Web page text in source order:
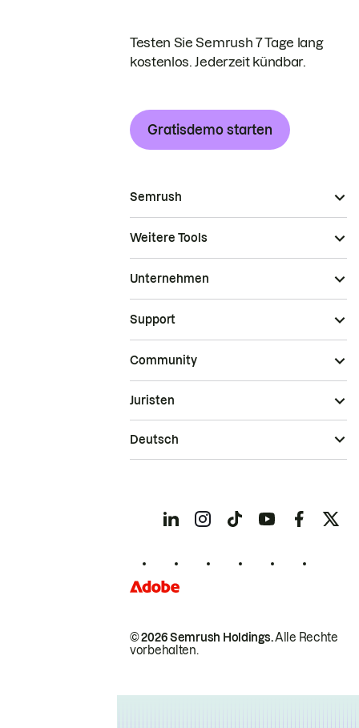
Testen Sie Semrush 7 Tage lang
kostenlos. Jederzeit kündbar.
Gratisdemo starten
Semrush
Weitere Tools
Unternehmen
Support
Community
© 2026 Semrush Holdings.Alle Rechte
vorbehalten.
Juristen
Deutsch